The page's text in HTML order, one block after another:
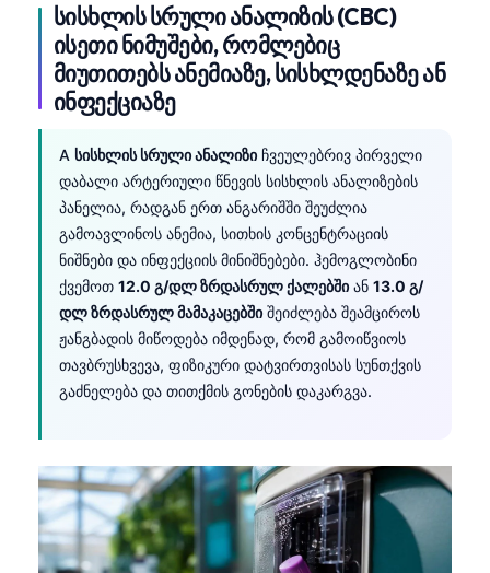
სისხლის სრული ანალიზის (CBC)
ისეთი ნიმუშები, რომლებიც
მიუთითებს ანემიაზე, სისხლდენაზე ან
ინფექციაზე
A სისხლის სრული ანალიზი ჩვეულებრივ პირველი
დაბალი არტერიული წნევის სისხლის ანალიზების
პანელია, რადგან ერთ ანგარიშში შეუძლია
გამოავლინოს ანემია, სითხის კონცენტრაციის
ნიშნები და ინფექციის მინიშნებები. ჰემოგლობინი
ქვემოთ 12.0 გ/დლ ზრდასრულ ქალებში ან 13.0 გ/
დლ ზრდასრულ მამაკაცებში შეიძლება შეამციროს
ჟანგბადის მიწოდება იმდენად, რომ გამოიწვიოს
თავბრუსხვევა, ფიზიკური დატვირთვისას სუნთქვის
გაძნელება და თითქმის გონების დაკარგვა.